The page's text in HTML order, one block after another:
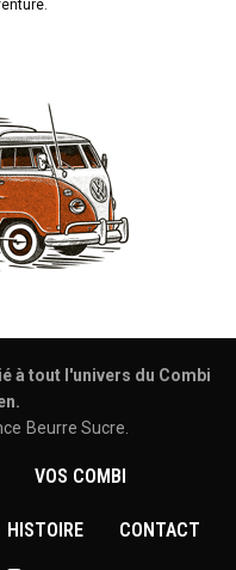
à tout l'univers du Combi
Beurre Sucre.
VOS COMBI
HISTOIRE CONTACT